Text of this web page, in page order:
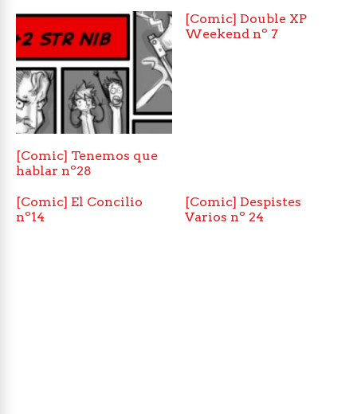
[Comic] Tenemos que
hablar nº28
[Comic] Double XP
Weekend nº 7
[Comic] El Concilio
nº14
[Comic] Despistes
Varios nº 24